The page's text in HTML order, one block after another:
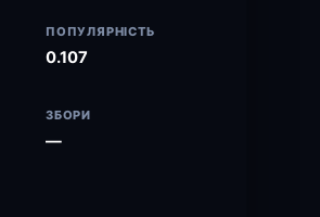
ПОПУЛЯРНІСТЬ
0.107
ЗБОРИ
—